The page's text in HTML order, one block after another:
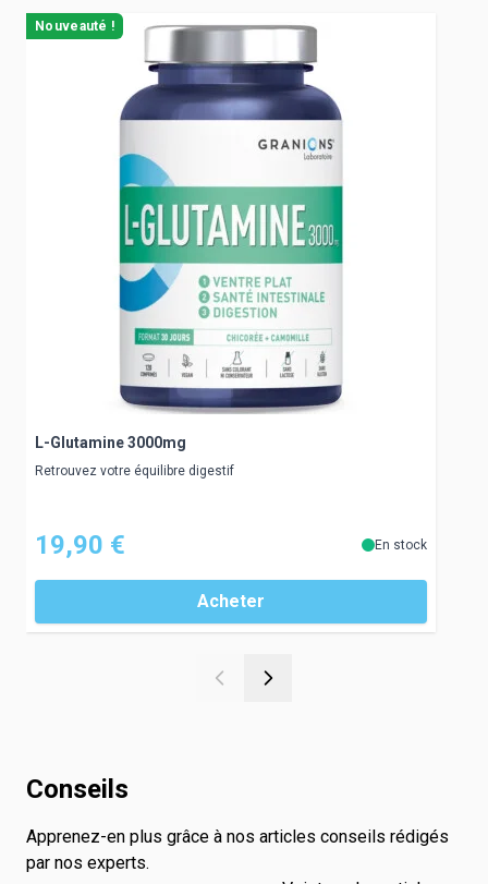
Navigating through the elements of the carousel is
Press to skip carousel
Press to go to carousel navigation
Nouveauté !
L-Glutamine 3000mg
Retrouvez votre équilibre digestif
19,90 € En stock
Acheter
Conseils
Apprenez-en plus grâce à nos articles conseils rédigés
par nos experts.